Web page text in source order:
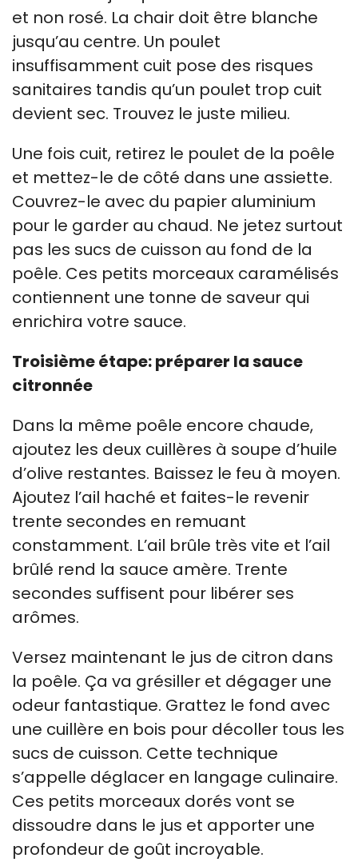
et non rosé. La chair doit être blanche
jusqu’au centre. Un poulet
insuffisamment cuit pose des risques
sanitaires tandis qu’un poulet trop cuit
devient sec. Trouvez le juste milieu.
Une fois cuit, retirez le poulet de la poêle
et mettez-le de côté dans une assiette.
Couvrez-le avec du papier aluminium
pour le garder au chaud. Ne jetez surtout
pas les sucs de cuisson au fond de la
poêle. Ces petits morceaux caramélisés
contiennent une tonne de saveur qui
enrichira votre sauce.
Troisième étape: préparer la sauce
citronnée
Dans la même poêle encore chaude,
ajoutez les deux cuillères à soupe d’huile
d’olive restantes. Baissez le feu à moyen.
Ajoutez l’ail haché et faites-le revenir
trente secondes en remuant
constamment. L’ail brûle très vite et l’ail
brûlé rend la sauce amère. Trente
secondes suffisent pour libérer ses
arômes.
Versez maintenant le jus de citron dans
la poêle. Ça va grésiller et dégager une
odeur fantastique. Grattez le fond avec
une cuillère en bois pour décoller tous les
sucs de cuisson. Cette technique
s’appelle déglacer en langage culinaire.
Ces petits morceaux dorés vont se
dissoudre dans le jus et apporter une
profondeur de goût incroyable.